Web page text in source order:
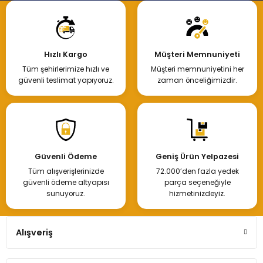
Hızlı Kargo
Tüm şehirlerimize hızlı ve
güvenli teslimat yapıyoruz.
Müşteri Memnuniyeti
Müşteri memnuniyetini her
zaman önceliğimizdir.
Güvenli Ödeme
Tüm alışverişlerinizde
güvenli ödeme altyapısı
sunuyoruz.
Geniş Ürün Yelpazesi
72.000’den fazla yedek
parça seçeneğiyle
hizmetinizdeyiz.
Alışveriş